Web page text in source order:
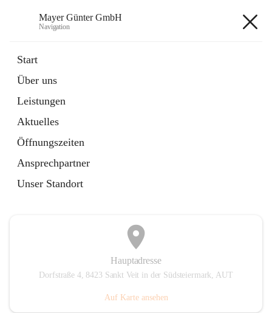
Mayer Günter GmbH
Navigation
Start
Über uns
Leistungen
Aktuelles
Öffnungszeiten
Ansprechpartner
Unser Standort
Artikel
in
Tab
TRANSPORTE
Artikel
öffnet
in
neuem
Tab
Hauptadresse
Dorfstraße 4, 8423 Sankt Veit in der Südsteiermark, AUT
Auf Karte ansehen